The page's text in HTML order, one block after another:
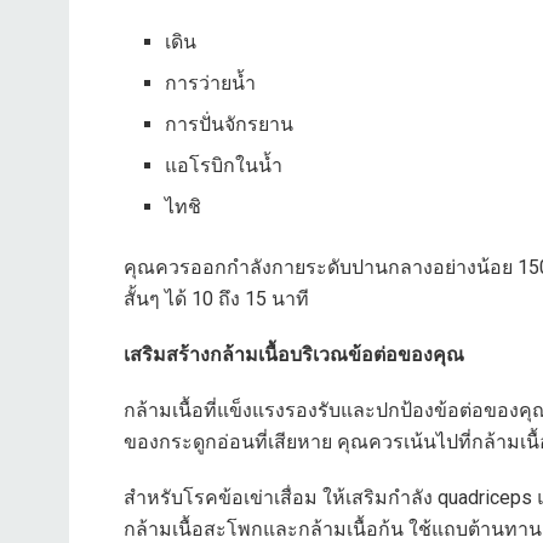
เดิน
การว่ายน้ำ
การปั่นจักรยาน
แอโรบิกในน้ำ
ไทชิ
คุณควรออกกำลังกายระดับปานกลางอย่างน้อย
สั้นๆ ได้ 10 ถึง 15 นาที
เสริมสร้างกล้ามเนื้อบริเวณข้อต่อของคุณ
กล้ามเนื้อที่แข็งแรงรองรับและปกป้องข้อต่อของ
ของกระดูกอ่อนที่เสียหาย คุณควรเน้นไปที่กล้ามเ
สำหรับโรคข้อเข่าเสื่อม ให้เสริมกำลัง
กล้ามเนื้อสะโพกและกล้ามเนื้อก้น ใช้แถบต้านทา